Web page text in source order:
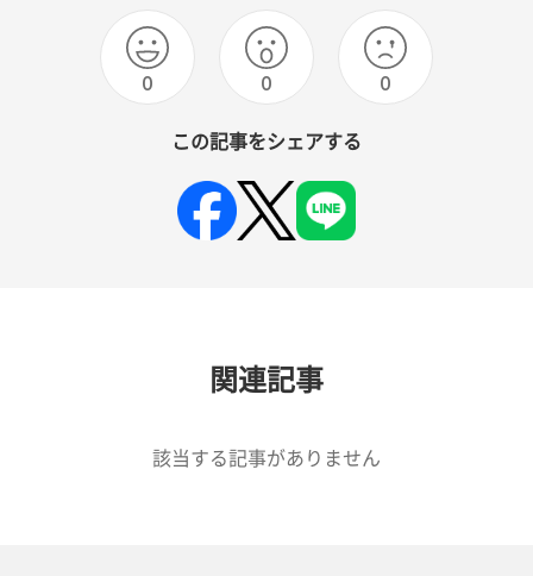
0 0 0
この記事をシェアする
関連記事
該当する記事がありません